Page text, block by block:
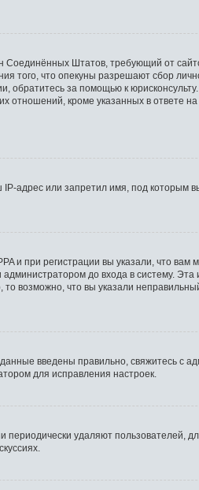
Соединённых Штатов, требующий от
того, что опекуны разрешают сбор
за помощью к
кроме указанных в ответе
адрес или запретил имя, под которым
и при регистрации вы указали, что вам
до входа в систему.
возможно, что вы указали
введены правильно, свяжитесь с
для исправления настроек.
удаляют пользователей,